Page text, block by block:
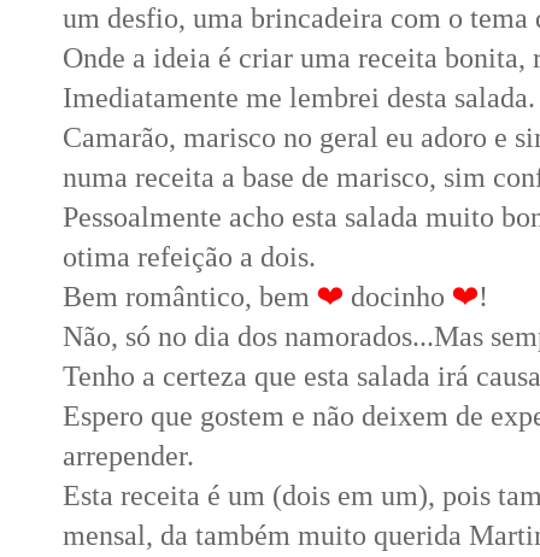
um desfio, uma brincadeira com o tema
Onde a ideia é criar uma receita bonita,
Imediatamente me lembrei desta salada.
Camarão, marisco no geral eu adoro e
numa receita a base de marisco, sim
Pessoalmente acho esta salada muito
otima refeição a dois.
Bem romântico, bem ❤️ docinho ❤️!
Não, só no dia dos namorados...Mas
Tenho a certeza que esta salada irá
Espero que gostem e não deixem de
arrepender.
Esta receita é um (dois em um), pois
mensal, da também muito querida